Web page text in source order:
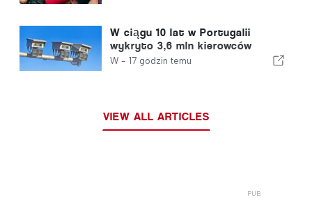
W ciągu 10 lat w Portugalii
wykryto 3,6 mln kierowców
przekraczających prędkość
W - 17 godzin temu
VIEW ALL ARTICLES